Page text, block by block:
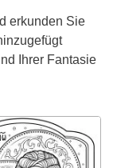
erkunden Sie
Ihrer Fantasie